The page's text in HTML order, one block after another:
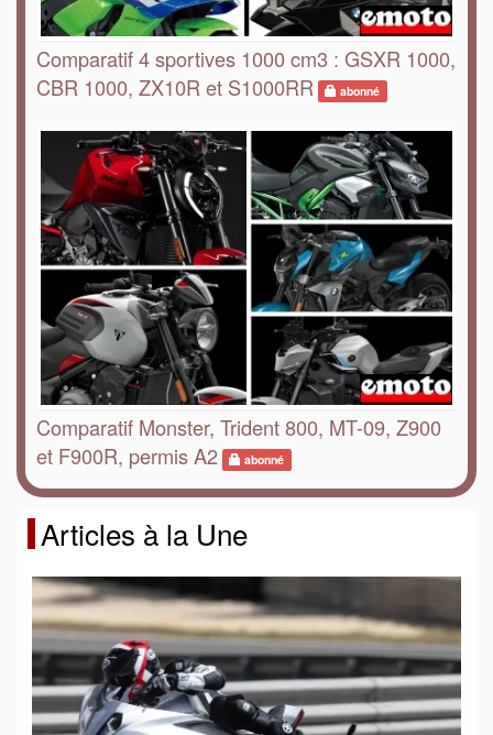
Comparatif 4 sportives 1000 cm3 : GSXR 1000,
CBR 1000, ZX10R et S1000RR
abonné
Comparatif Monster, Trident 800, MT-09, Z900
et F900R, permis A2
abonné
Articles à la Une